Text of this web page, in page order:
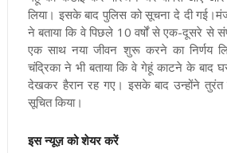
लिया। इसके बाद पुलिस को सूचना दे दी गई
ने बताया कि वे पिछले 10 वर्षों से एक-दूसरे से
एक साथ नया जीवन शुरू करने का निर्णय
चंद्रिका ने भी बताया कि वे गेहूं काटने के बाद
देखकर हैरान रह गए। इसके बाद उन्होंने तुरंत
सूचित किया।
इस न्यूज़ को शेयर करें